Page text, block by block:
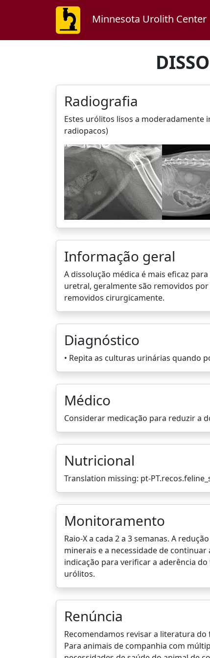
Minnesota Urolith Center
Radiografia
Estes urólitos lisos a moderadamente
radiopacos)
Informação geral
A dissolução médica é mais eficaz
uretral, geralmente são removidos
removidos cirurgicamente.
Diagnóstico
• Repita as culturas urinárias quando
Médico
Considerar medicação para reduzir a
Nutricional
Translation missing: pt-
Monitoramento
Raio-X a cada 2 a 3 semanas. A
minerais e a necessidade de
indicação para verificar a aderência
urólitos.
Renúncia
Recomendamos revisar a literatura
Para animais de companhia com